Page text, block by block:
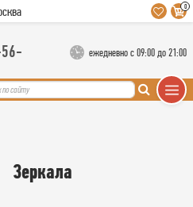
0
ежедневно с 09:00 до 21:00
Зеркала